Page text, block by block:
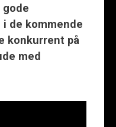
gode
de kommende
konkurrent på
med